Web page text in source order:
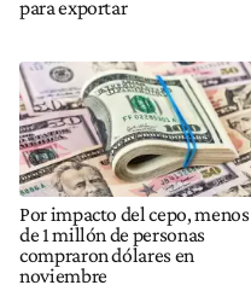
para exportar
Por impacto del cepo, menos
de 1 millón de personas
compraron dólares en
noviembre